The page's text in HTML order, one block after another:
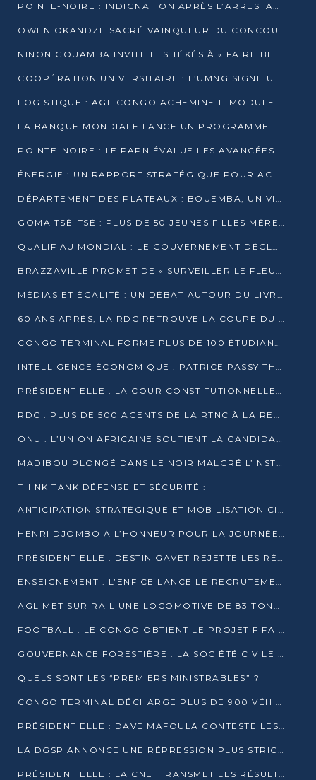
POINTE-NOIRE : INDIGNATION APRÈS L’ARRESTATION DU RAPPEUR FREUD VINCES
OWEN OKANDZE SACRÉ VAINQUEUR DU CONCOURS SLAM POUR LA VIE
NINON GOUAMBA INVITE LES TÉKÉS À « FAIRE BLOC » POUR PESER DANS LE DÉBAT NATIONAL
COOPÉRATION UNIVERSITAIRE : L’UMNG SIGNE UN ACCORD STRATÉGIQUE AVEC L’UNIVERSITÉ HAINAN EN CHINE
LOGISTIQUE : AGL CONGO ACHEMINE 11 MODULES GÉANTS JUSQU’À BRAZZAVILLE
LA BANQUE MONDIALE LANCE UN PROGRAMME DE 394 MILLIONS DE DOLLARS POUR LE BASSIN DU CONGO
POINTE-NOIRE : LE PAPN ÉVALUE LES AVANCÉES DU MÔLE EST
ÉNERGIE : UN RAPPORT STRATÉGIQUE POUR ACCÉLÉRER LA TRANSITION AU CONGO
DÉPARTEMENT DES PLATEAUX : BOUEMBA, UN VIVIER ÉCONOMIQUE PRÊT À EXPLOSER
GOMA TSÉ-TSÉ : PLUS DE 50 JEUNES FILLES MÈRES SENSIBILISÉES À LA SANTÉ SEXUELLE
QUALIF AU MONDIAL : LE GOUVERNEMENT DÉCLARE LA JOURNÉE DU 1ER AVRIL 2026 CHÔMÉE ET PAYÉE
BRAZZAVILLE PROMET DE « SURVEILLER LE FLEUVE » APRÈS LA QUALIFICATION DE LA RDC AU MONDIAL
MÉDIAS ET ÉGALITÉ : UN DÉBAT AUTOUR DU LIVRE « CES FEMMES QUI REPRENNENT LE POUVOIR SUR LEUR VIE »
60 ANS APRÈS, LA RDC RETROUVE LA COUPE DU MONDE
CONGO TERMINAL FORME PLUS DE 100 ÉTUDIANTS AUX TECHNIQUES D’EMBAUCHE
INTELLIGENCE ÉCONOMIQUE : PATRICE PASSY THÉORISE UNE STRATÉGIE ADAPTÉE AUX CONTEXTES FRAGMENTÉS
PRÉSIDENTIELLE : LA COUR CONSTITUTIONNELLE CONFIRME LA VICTOIRE DE SASSOU NGUESSO AVEC 94,90 % DES SUFFRAGES
RDC : PLUS DE 500 AGENTS DE LA RTNC À LA RETRAITE, UNE PAGE SE TOURNE
ONU : L’UNION AFRICAINE SOUTIENT LA CANDIDATURE DE MACKY SALL
MADIBOU PLONGÉ DANS LE NOIR MALGRÉ L’INSTALLATION D’UN NOUVEAU TRANSFORMATEUR
THINK TANK DÉFENSE ET SÉCURITÉ :
ANTICIPATION STRATÉGIQUE ET MOBILISATION CITOYENNE POUR NOTRE SOUVERAINETÉ NATIONALE
HENRI DJOMBO À L’HONNEUR POUR LA JOURNÉE MONDIALE DU THÉÂTRE
PRÉSIDENTIELLE : DESTIN GAVET REJETTE LES RÉSULTATS ET APPELLE À UN DIALOGUE NATIONAL
ENSEIGNEMENT : L’ENFICE LANCE LE RECRUTEMENT DE SA PREMIÈRE PROMOTION DE PROFESSEURS DES ÉCOLES
AGL MET SUR RAIL UNE LOCOMOTIVE DE 83 TONNES À POINTE-NOIRE
FOOTBALL : LE CONGO OBTIENT LE PROJET FIFA ARENA POUR SES 15 DÉPARTEMENTS
GOUVERNANCE FORESTIÈRE : LA SOCIÉTÉ CIVILE CONGOLAISE AFFICHE SES PRIORITÉS POUR 2026
QUELS SONT LES “PREMIERS MINISTRABLES” ?
CONGO TERMINAL DÉCHARGE PLUS DE 900 VÉHICULES EN QUELQUES HEURES
PRÉSIDENTIELLE : DAVE MAFOULA CONTESTE LES RÉSULTATS PROVISOIRES
LA DGSP ANNONCE UNE RÉPRESSION PLUS STRICTE CONTRE LES MOTO-TAXIS
PRÉSIDENTIELLE : LA CNEI TRANSMET LES RÉSULTATS PROVISOIRES À LA COUR CONSTITUTIONNELLE